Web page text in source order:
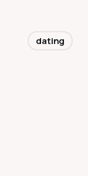
dating